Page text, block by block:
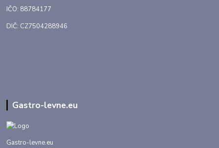
IČO: 88784177
DIČ: CZ7504288946
Gastro-levne.eu
Gastro-levne.eu